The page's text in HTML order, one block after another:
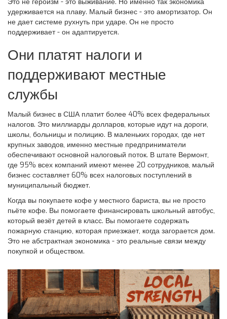
удерживается на плаву. Малый бизнес - это амортизатор. Он
не дает системе рухнуть при ударе. Он не просто
поддерживает - он адаптируется.
Они платят налоги и
поддерживают местные
службы
Малый бизнес в США платит более 40% всех федеральных
налогов. Это миллиарды долларов, которые идут на дороги,
школы, больницы и полицию. В маленьких городах, где нет
крупных заводов, именно местные предприниматели
обеспечивают основной налоговый поток. В штате Вермонт,
где 95% всех компаний имеют менее 20 сотрудников, малый
бизнес составляет 60% всех налоговых поступлений в
муниципальный бюджет.
Когда вы покупаете кофе у местного бариста, вы не просто
пьёте кофе. Вы помогаете финансировать школьный автобус,
который везёт детей в класс. Вы помогаете содержать
пожарную станцию, которая приезжает, когда загорается дом.
Это не абстрактная экономика - это реальные связи между
покупкой и обществом.